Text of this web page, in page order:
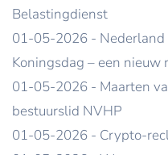
Belastingdienst
01-05-2026 - Nederland
Koningsdag – een nieuw
01-05-2026 - Maarten
bestuurslid NVHP
01-05-2026 - Crypto-